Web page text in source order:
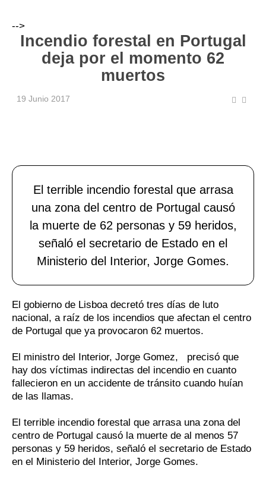
-->
Incendio forestal en Portugal
deja por el momento 62
muertos
19 Junio 2017
El terrible incendio forestal que arrasa
una zona del centro de Portugal causó
la muerte de 62 personas y 59 heridos,
señaló el secretario de Estado en el
Ministerio del Interior, Jorge Gomes.
El gobierno de Lisboa decretó tres días de luto
nacional, a raíz de los incendios que afectan el centro
de Portugal que ya provocaron 62 muertos.
El ministro del Interior, Jorge Gomez, precisó que
hay dos víctimas indirectas del incendio en cuanto
fallecieron en un accidente de tránsito cuando huían
de las llamas.
El terrible incendio forestal que arrasa una zona del
centro de Portugal causó la muerte de al menos 57
personas y 59 heridos, señaló el secretario de Estado
en el Ministerio del Interior, Jorge Gomes.